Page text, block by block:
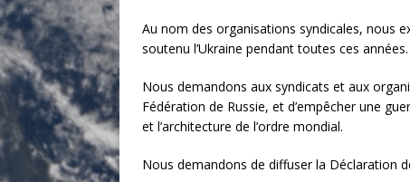
Au nom des organisations syndicales, nous
soutenu l’Ukraine pendant toutes ces années.
Nous demandons aux syndicats et aux
Fédération de Russie, et d’empêcher une
et l’architecture de l’ordre mondial.
Nous demandons de diffuser la Déclaration